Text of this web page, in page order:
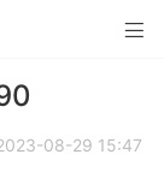
08-29 15:47